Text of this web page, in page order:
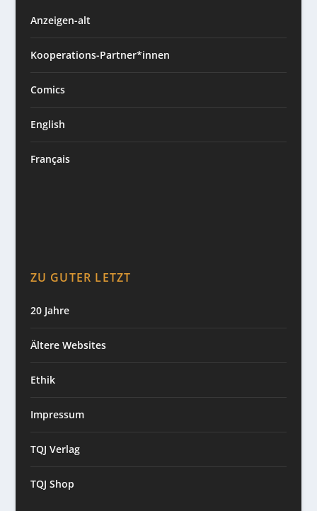
Anzeigen-alt
Kooperations-Partner*innen
Comics
English
Français
ZU GUTER LETZT
20 Jahre
Ältere Websites
Ethik
Impressum
TQJ Verlag
TQJ Shop